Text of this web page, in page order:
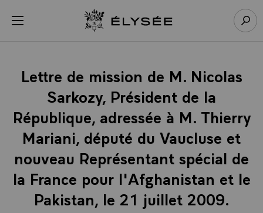
menu Retour à l’accueil Élysée
Lettre de mission de M. Nicolas
Sarkozy, Président de la
République, adressée à M. Thierry
Mariani, député du Vaucluse et
nouveau Représentant spécial de
la France pour l'Afghanistan et le
Pakistan, le 21 juillet 2009.
Panneau de gestion des cookies